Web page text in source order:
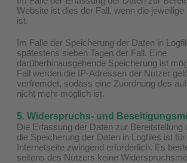
Website ist dies der Fall, wenn die
ist.
Im Falle der Speicherung der Daten in
spätestens sieben Tagen der Fall. Eine
darüberhinausgehende Speicherung ist
Fall werden die IP-Adressen der Nutzer
verfremdet, sodass eine Zuordnung des
nicht mehr möglich ist.
5. Widerspruchs- und
Die Erfassung der Daten zur Bereitstellung
die Speicherung der Daten in Logfiles ist
Internetseite zwingend erforderlich. Es
seitens des Nutzers keine